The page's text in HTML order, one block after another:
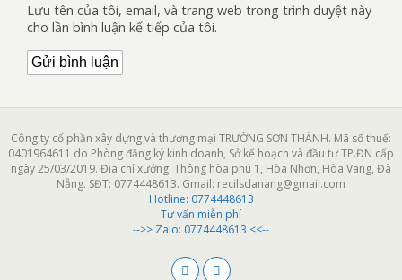
Lưu tên của tôi, email, và trang web trong trình duyệt này
cho lần bình luận kế tiếp của tôi.
Công ty cổ phần xây dựng và thương mại TRƯỜNG SƠN THÀNH. Mã số thuế:
0401964611 do Phòng đăng ký kinh doanh, Sở kế hoạch và đầu tư TP.ĐN cấp
ngày 25/03/2019. Địa chỉ xưởng: Thông hòa phú 1, Hòa Nhơn, Hòa Vang, Đà
Nẵng. SĐT: 0774448613. Gmail: recilsdanang@gmail.com
Hotline: 0774448613
Tư vấn miễn phí
-->> Zalo: 0774448613 <<--